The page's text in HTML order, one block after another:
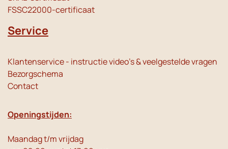
FSSC22000-certificaat
Service
Klantenservice - instructie video's & veelgestelde vragen
Bezorgschema
Contact
Openingstijden:
Maandag t/m vrijdag